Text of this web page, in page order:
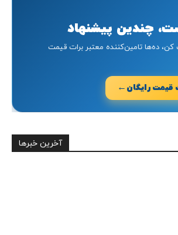
چندین پیشنهاد
کن، ده‌ها تامین‌کننده معتبر برات قیمت
رایگان ←
آخرین خبرها